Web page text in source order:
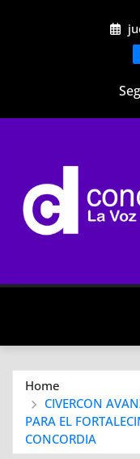
Home
CIVERCON
PARA EL
CONCORDIA